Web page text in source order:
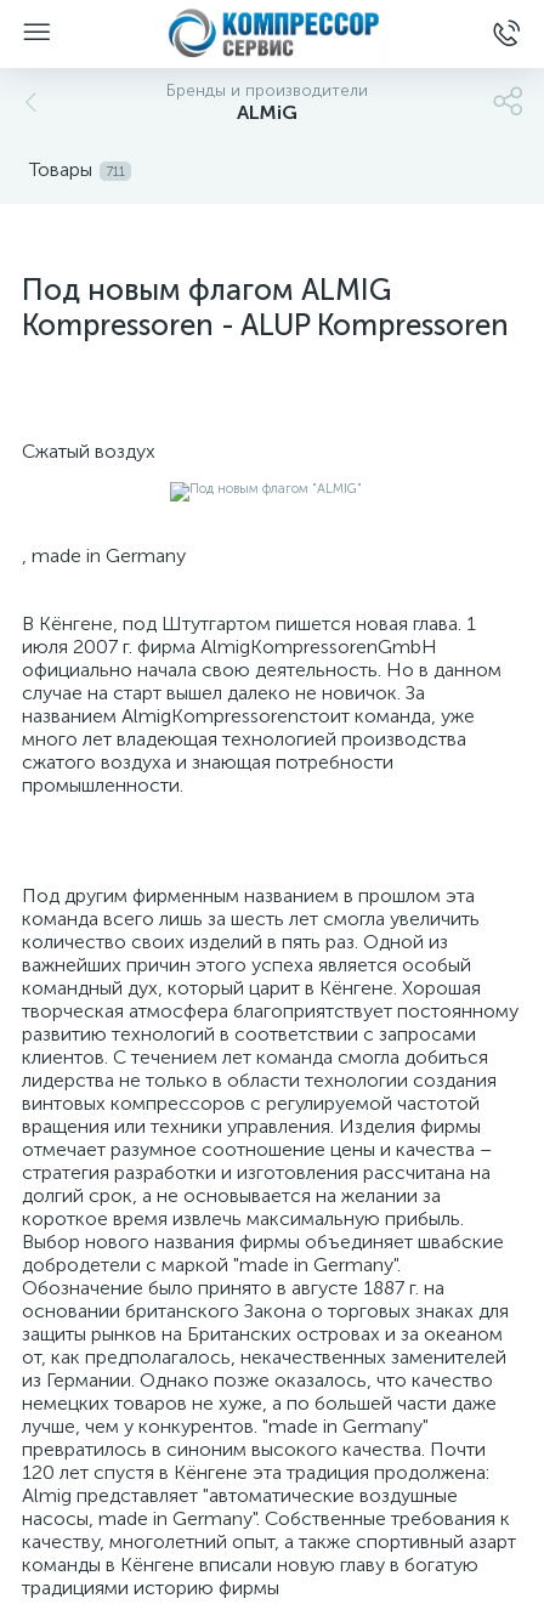
Бренды и производители
ALMiG
Товары 711
Под новым флагом ALMIG
Kompressoren - ALUP Kompressoren
Сжатый воздух
, made in Germany
В Кёнгене, под Штутгартом пишется новая глава. 1
июля 2007 г. фирма AlmigKompressorenGmbH
официально начала свою деятельность. Но в данном
случае на старт вышел далеко не новичок. За
названием AlmigKompressorenстоит команда, уже
много лет владеющая технологией производства
сжатого воздуха и знающая потребности
промышленности.
Под другим фирменным названием в прошлом эта
команда всего лишь за шесть лет смогла увеличить
количество своих изделий в пять раз. Одной из
важнейших причин этого успеха является особый
командный дух, который царит в Кёнгене. Хорошая
творческая атмосфера благоприятствует постоянному
развитию технологий в соответствии с запросами
клиентов. С течением лет команда смогла добиться
лидерства не только в области технологии создания
винтовых компрессоров с регулируемой частотой
вращения или техники управления. Изделия фирмы
отмечает разумное соотношение цены и качества –
стратегия разработки и изготовления рассчитана на
долгий срок, а не основывается на желании за
короткое время извлечь максимальную прибыль.
Выбор нового названия фирмы объединяет швабские
добродетели с маркой "made in Germany".
Обозначение было принято в августе 1887 г. на
основании британского Закона о торговых знаках для
защиты рынков на Британских островах и за океаном
от, как предполагалось, некачественных заменителей
из Германии. Однако позже оказалось, что качество
немецких товаров не хуже, а по большей части даже
лучше, чем у конкурентов. "made in Germany"
превратилось в синоним высокого качества. Почти
120 лет спустя в Кёнгене эта традиция продолжена:
Almig представляет "автоматические воздушные
насосы, made in Germany". Собственные требования к
качеству, многолетний опыт, а также спортивный азарт
команды в Кёнгене вписали новую главу в богатую
традициями историю фирмы